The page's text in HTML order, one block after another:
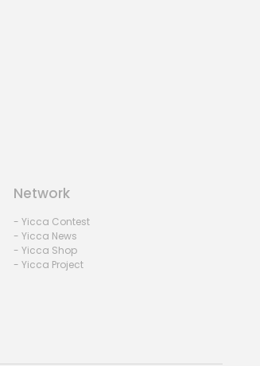
Network
- Yicca Contest
- Yicca News
- Yicca Shop
- Yicca Project